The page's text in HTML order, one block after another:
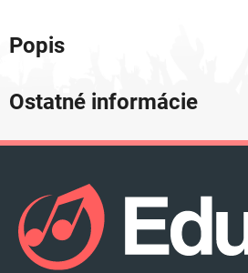
Popis
Ostatné informácie